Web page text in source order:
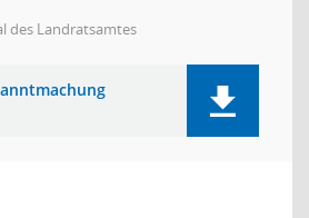
des Landratsamtes